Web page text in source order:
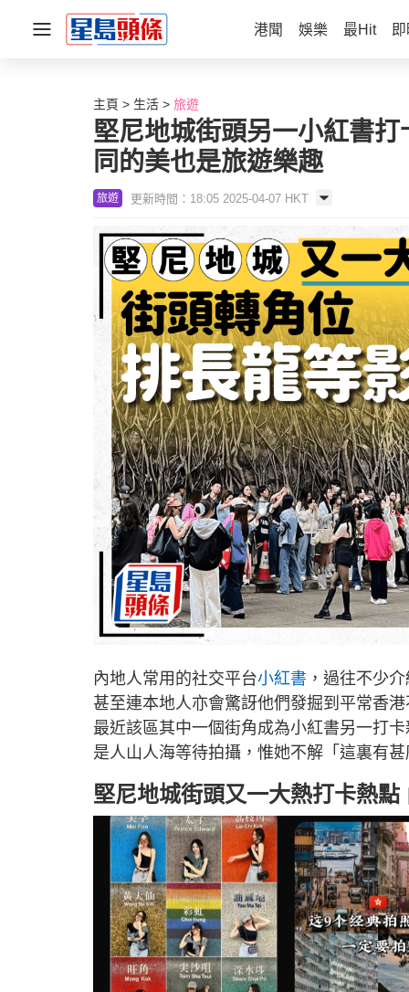
港聞 娛樂 最Hit
主頁 生活 旅遊
堅尼地城街頭另一小紅書
同的美也是旅遊樂趣
旅遊 更新時間：18:05 2025-04-07 HKT
內地人常用的社交平台小紅書 ，過往不少
甚至連本地人亦會驚訝他們發掘到平常香
最近該區其中一個街角成為小紅書另一打
是人山人海等待拍攝，惟她不解「這裏有
堅尼地城街頭又一大熱打卡熱